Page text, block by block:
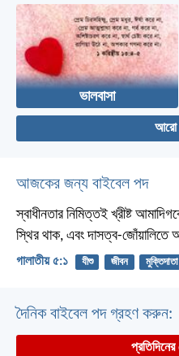
ভালবাসা
আরো
আজকের জন্য বাইবেল পদ
স্বাধীনতার নিমিত্তই খ্রীষ্ট
স্থির থাক, এবং দাসত্ব-জোঁয়ালিতে
গালাতীয় ৫:১ যীশু জীবন মুক্তিদাতা
দৈনিক বাইবেল পদ গ্রহণ করুন: